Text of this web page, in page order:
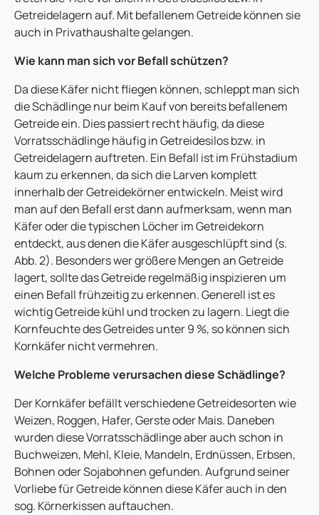
Getreidelagern auf. Mit befallenem Getreide können sie
auch in Privathaushalte gelangen.
Wie kann man sich vor Befall schützen?
Da diese Käfer nicht fliegen können, schleppt man sich
die Schädlinge nur beim Kauf von bereits befallenem
Getreide ein. Dies passiert recht häufig, da diese
Vorratsschädlinge häufig in Getreidesilos bzw. in
Getreidelagern auftreten. Ein Befall ist im Frühstadium
kaum zu erkennen, da sich die Larven komplett
innerhalb der Getreidekörner entwickeln. Meist wird
man auf den Befall erst dann aufmerksam, wenn man
Käfer oder die typischen Löcher im Getreidekorn
entdeckt, aus denen die Käfer ausgeschlüpft sind (s.
Abb. 2). Besonders wer größere Mengen an Getreide
lagert, sollte das Getreide regelmäßig inspizieren um
einen Befall frühzeitig zu erkennen. Generell ist es
wichtig Getreide kühl und trocken zu lagern. Liegt die
Kornfeuchte des Getreides unter 9 %, so können sich
Kornkäfer nicht vermehren.
Welche Probleme verursachen diese Schädlinge?
Der Kornkäfer befällt verschiedene Getreidesorten wie
Weizen, Roggen, Hafer, Gerste oder Mais. Daneben
wurden diese Vorratsschädlinge aber auch schon in
Buchweizen, Mehl, Kleie, Mandeln, Erdnüssen, Erbsen,
Bohnen oder Sojabohnen gefunden. Aufgrund seiner
Vorliebe für Getreide können diese Käfer auch in den
sog. Körnerkissen auftauchen.